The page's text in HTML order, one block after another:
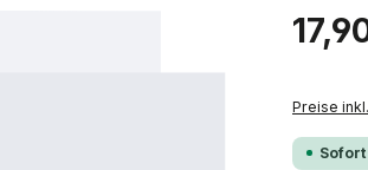
Regulärer
Preise